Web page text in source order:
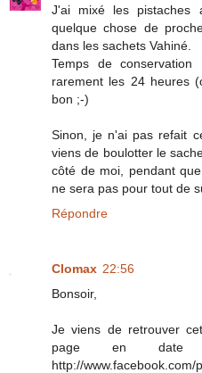
J'ai mixé les pistaches
quelque chose de
dans les sachets Vahiné.
Temps de
rarement les 24 heures
bon ;-)
Sinon, je n'ai pas refait
viens de boulotter le
côté de moi, pendant
ne sera pas pour tout de
Répondre
Clomax 22:56
Bonsoir,
Je viens de retrouver
page en
http://www.facebook.com/